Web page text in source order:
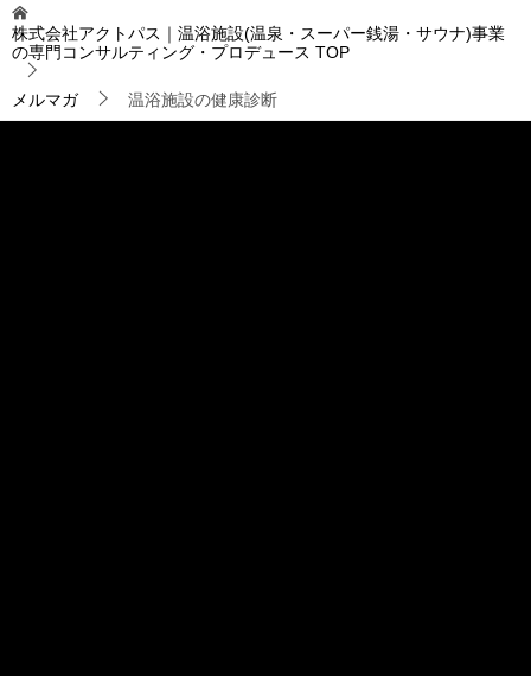
ゲ
ー
シ
ョ
ン
株式会社アクトパス｜温浴施設(温泉・スーパー銭湯・サウナ)事業
の専門コンサルティング・プロデュース TOP
メルマガ 温浴施設の健康診断